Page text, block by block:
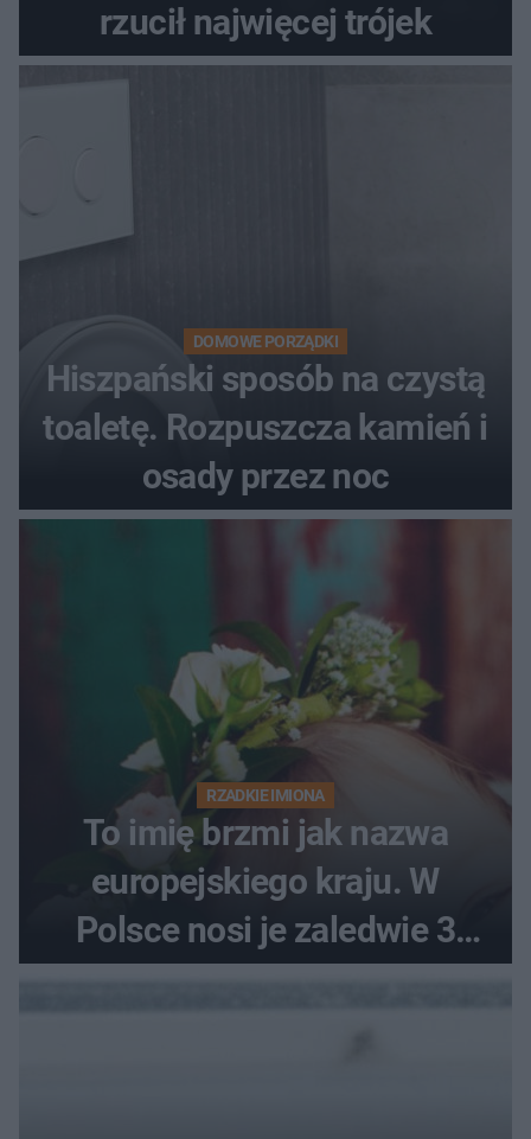
rzucił najwięcej trójek
DOMOWE PORZĄDKI
Hiszpański sposób na czystą
toaletę. Rozpuszcza kamień i
osady przez noc
RZADKIE IMIONA
To imię brzmi jak nazwa
europejskiego kraju. W
Polsce nosi je zaledwie 3